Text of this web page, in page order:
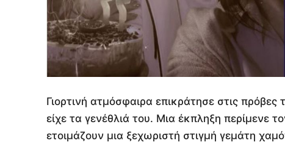
Γιορτινή ατμόσφαιρα επικράτησε στις πρόβες
είχε τα γενέθλιά του. Μια έκπληξη περίμενε
ετοιμάζουν μια ξεχωριστή στιγμή γεμάτη